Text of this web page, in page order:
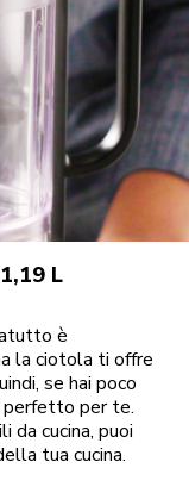
L
è
la ciotola ti offre
se hai poco
perfetto per te.
da cucina, puoi
tua cucina.